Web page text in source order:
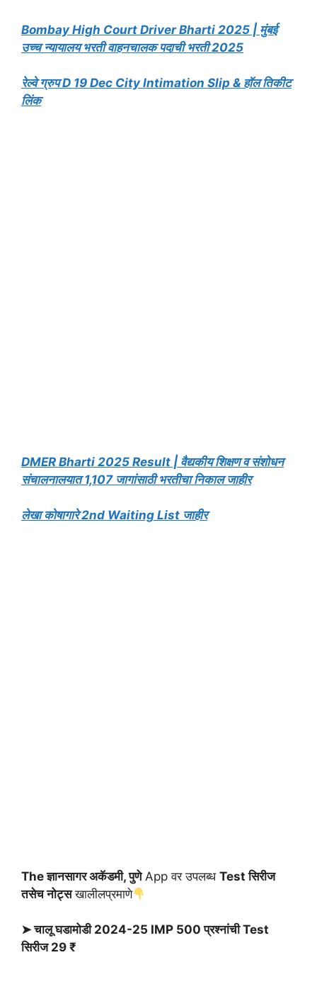
Bombay High Court Driver Bharti 2025 | मुंबई
उच्च न्यायालय भरती वाहनचालक पदाची भरती 2025
रेल्वे ग्रुप D 19 Dec City Intimation Slip & हॉल तिकीट
लिंक
DMER Bharti 2025 Result | वैद्यकीय शिक्षण व संशोधन
संचालनालयात 1,107 जागांसाठी भरतीचा निकाल जाहीर
लेखा कोषागारे 2nd Waiting List जाहीर
The ज्ञानसागर अकॅडमी, पुणेApp वर उपलब्ध Test सिरीज
तसेच नोट्सखालीलप्रमाणे
➤ चालू घडामोडी 2024-25 IMP 500 प्रश्नांची Test
सिरीज 29 ₹